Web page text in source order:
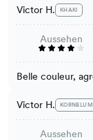
Victor H. KHAKI
Aussehen
Belle couleur,
Victor H.
Aussehen